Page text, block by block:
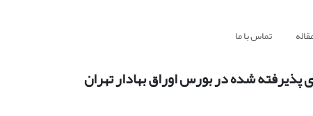
تماس با ما
شده در بورس اوراق بهادار تهران